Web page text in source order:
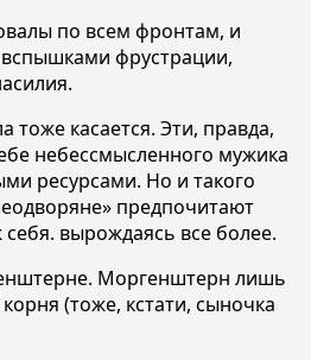
по всем фронтам, и
фрустрации,
тоже касается. Эти, правда,
небессмысленного мужика
ресурсами. Но и такого
предпочитают
вырождаясь все более.
Моргенштерн лишь
(тоже, кстати, сыночка